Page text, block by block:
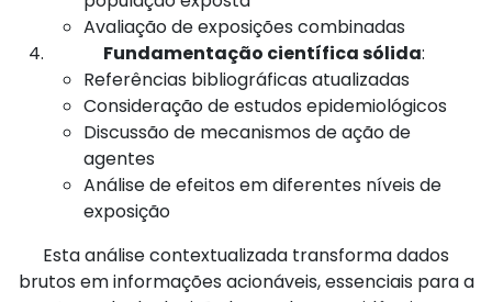
Avaliação de exposições combinadas
Fundamentação científica sólida:
Referências bibliográficas atualizadas
Consideração de estudos epidemiológicos
Discussão de mecanismos de ação de
agentes
Análise de efeitos em diferentes níveis de
exposição
Esta análise contextualizada transforma dados
brutos em informações acionáveis, essenciais para a